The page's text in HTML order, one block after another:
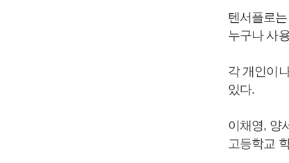
텐서플로
누구나 사
각 개인이
있다.
이채영, 양
고등학교